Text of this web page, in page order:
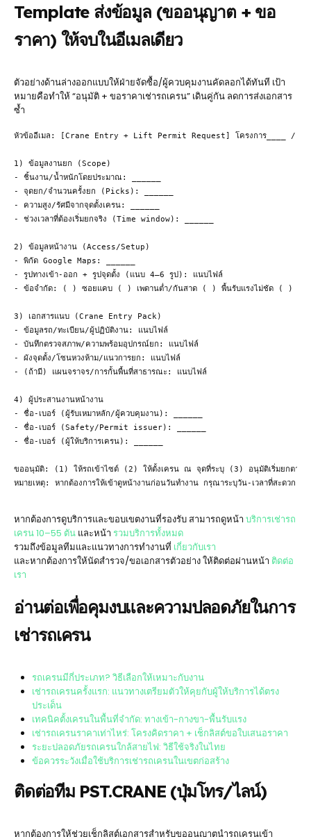
Template ส่งข้อมูล (ขออนุญาต + ขอ
ราคา) ให้จบในอีเมลเดียว
ตัวอย่างด้านล่างออกแบบให้ฝ่ายจัดซื้อ/ผู้ควบคุมงานคัดลอกได้ทันที เป้า
หมายคือทำให้ “อนุมัติ + ขอราคาเช่ารถเครน” เดินคู่กัน ลดการส่งเอกสาร
ซ้ำ
หัวข้ออีเมล: [Crane Entry + Lift Permit Request] โครงการ____ / วัน
1) ข้อมูลงานยก (Scope)
- ชิ้นงาน/น้ำหนักโดยประมาณ: ______
- จุดยก/จำนวนครั้งยก (Picks): ______
- ความสูง/รัศมีจากจุดตั้งเครน: ______
- ช่วงเวลาที่ต้องเริ่มยกจริง (Time window): ______
2) ข้อมูลหน้างาน (Access/Setup)
- พิกัด Google Maps: ______
- รูปทางเข้า-ออก + รูปจุดตั้ง (แนบ 4–6 รูป): แนบไฟล์
- ข้อจำกัด: ( ) ซอยแคบ ( ) เพดานต่ำ/กันสาด ( ) พื้นรับแรงไม่ชัด ( ) ใกล้
3) เอกสารแนบ (Crane Entry Pack)
- ข้อมูลรถ/ทะเบียน/ผู้ปฏิบัติงาน: แนบไฟล์
- บันทึกตรวจสภาพ/ความพร้อมอุปกรณ์ยก: แนบไฟล์
- ผังจุดตั้ง/โซนหวงห้าม/แนวการยก: แนบไฟล์
- (ถ้ามี) แผนจราจร/การกั้นพื้นที่สาธารณะ: แนบไฟล์
4) ผู้ประสานงานหน้างาน
- ชื่อ-เบอร์ (ผู้รับเหมาหลัก/ผู้ควบคุมงาน): ______
- ชื่อ-เบอร์ (Safety/Permit issuer): ______
- ชื่อ-เบอร์ (ผู้ให้บริการเครน): ______
ขออนุมัติ: (1) ให้รถเข้าไซต์ (2) ให้ตั้งเครน ณ จุดที่ระบุ (3) อนุมัติเริ่มยกตามแ
หมายเหตุ: หากต้องการให้เข้าดูหน้างานก่อนวันทำงาน กรุณาระบุวัน-เวลาที่สะดวก
หากต้องการดูบริการและขอบเขตงานที่รองรับ สามารถดูหน้า บริการเช่ารถ
เครน 10–55 ตัน และหน้า รวมบริการทั้งหมด
รวมถึงข้อมูลทีมและแนวทางการทำงานที่ เกี่ยวกับเรา
และหากต้องการให้นัดสำรวจ/ขอเอกสารตัวอย่าง ให้ติดต่อผ่านหน้า ติดต่อ
เรา
อ่านต่อเพื่อคุมงบและความปลอดภัยในการ
เช่ารถเครน
รถเครนมีกี่ประเภท? วิธีเลือกให้เหมาะกับงาน
เช่ารถเครนครั้งแรก: แนวทางเตรียมตัวให้คุยกับผู้ให้บริการได้ตรง
ประเด็น
เทคนิคตั้งเครนในพื้นที่จำกัด: ทางเข้า-กางขา-พื้นรับแรง
เช่ารถเครนราคาเท่าไหร่: โครงคิดราคา + เช็กลิสต์ขอใบเสนอราคา
ระยะปลอดภัยรถเครนใกล้สายไฟ: วิธีใช้จริงในไทย
ข้อควรระวังเมื่อใช้บริการเช่ารถเครนในเขตก่อสร้าง
ติดต่อทีม PST.CRANE (ปุ่มโทร/ไลน์)
หากต้องการให้ช่วยเช็กลิสต์เอกสารสำหรับขออนุญาตนำรถเครนเข้า